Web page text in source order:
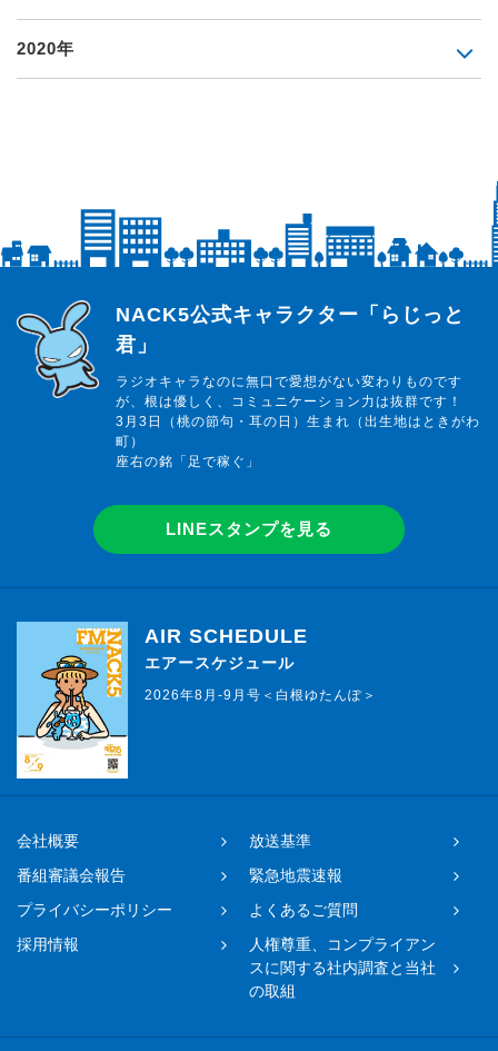
2020年
らじっと君
NACK5公式キャラクター「らじっと
君」
ラジオキャラなのに無口で愛想がない変わりものです
が、根は優しく、コミュニケーション力は抜群です！
3月3日（桃の節句・耳の日）生まれ（出生地はときがわ
町）
座右の銘「足で稼ぐ」
LINEスタンプを見る
AIR SCHEDULE
エアースケジュール
2026年8月-9月号＜白根ゆたんぽ＞
会社概要
放送基準
番組審議会報告
緊急地震速報
プライバシーポリシー
よくあるご質問
採用情報
人権尊重、コンプライアン
スに関する社内調査と当社
の取組